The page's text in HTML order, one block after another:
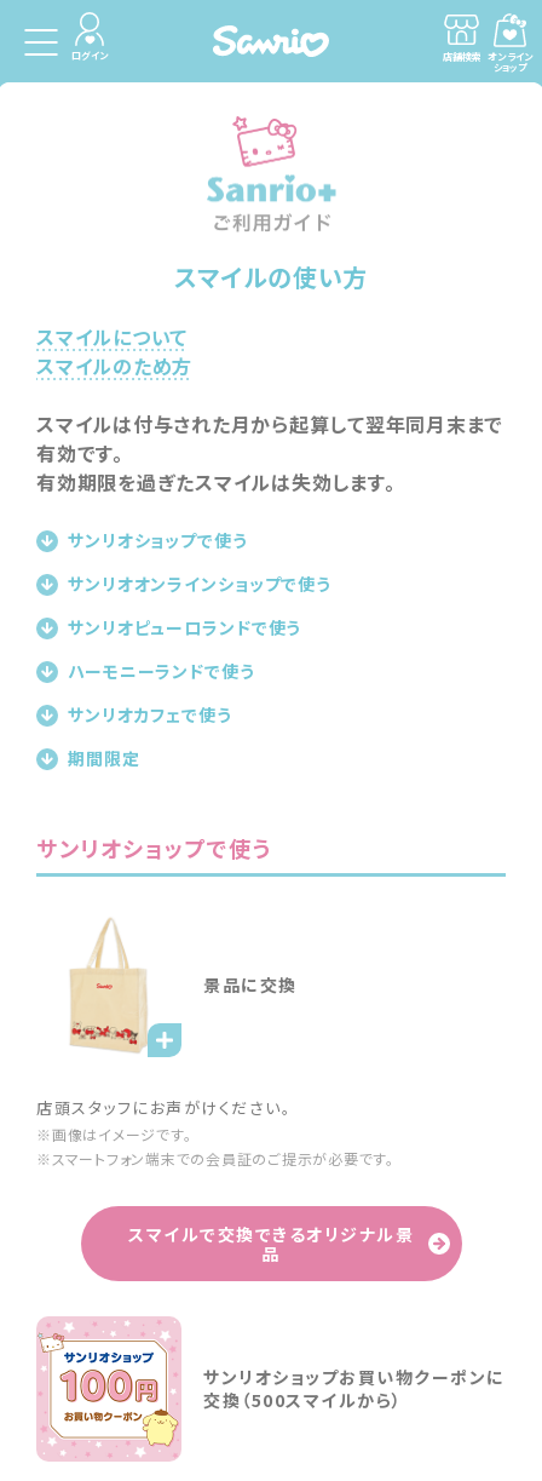
ログイン 店舗検索 オンライン
ショップ
スマイルの使い方
スマイルについて
スマイルのため方
スマイルは付与された月から起算して翌年同月末まで
有効です。
有効期限を過ぎたスマイルは失効します。
サンリオショップで使う
サンリオオンラインショップで使う
サンリオピューロランドで使う
ハーモニーランドで使う
サンリオカフェで使う
期間限定
サンリオショップで使う
景品に交換
店頭スタッフにお声がけください。
※画像はイメージです。
※スマートフォン端末での会員証のご提示が必要です。
スマイルで交換できるオリジナル景
品
サンリオショップお買い物クーポンに
交換（500スマイルから）